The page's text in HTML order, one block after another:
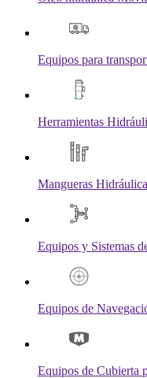
Equipos para
Herramientas
Mangueras
Equipos y Sistemas
Equipos de
Equipos de Cubierta